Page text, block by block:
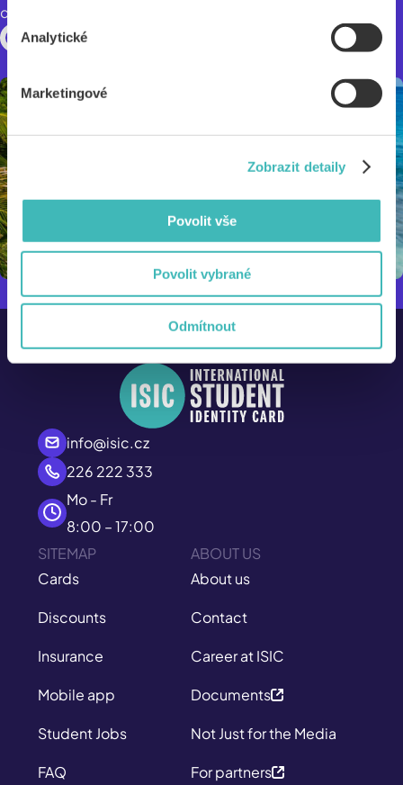
Analytické
Marketingové
Zobrazit detaily
Povolit vše
Povolit vybrané
Odmítnout
changing your flight for any reason.
info@isic.cz
226 222 333
Mo - Fr
8:00 – 17:00
SITEMAP
Cards
Discounts
Insurance
Mobile app
Student Jobs
FAQ
ABOUT US
About us
Contact
Career at ISIC
Documents
Not Just for the Media
For partners